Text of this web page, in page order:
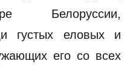
Белоруссии,
густых еловых и
его со всех